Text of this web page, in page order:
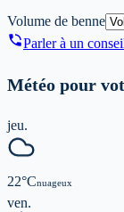
Volume de benne
Parler à un
Météo pour
jeu.
22°Cnuageux
ven.